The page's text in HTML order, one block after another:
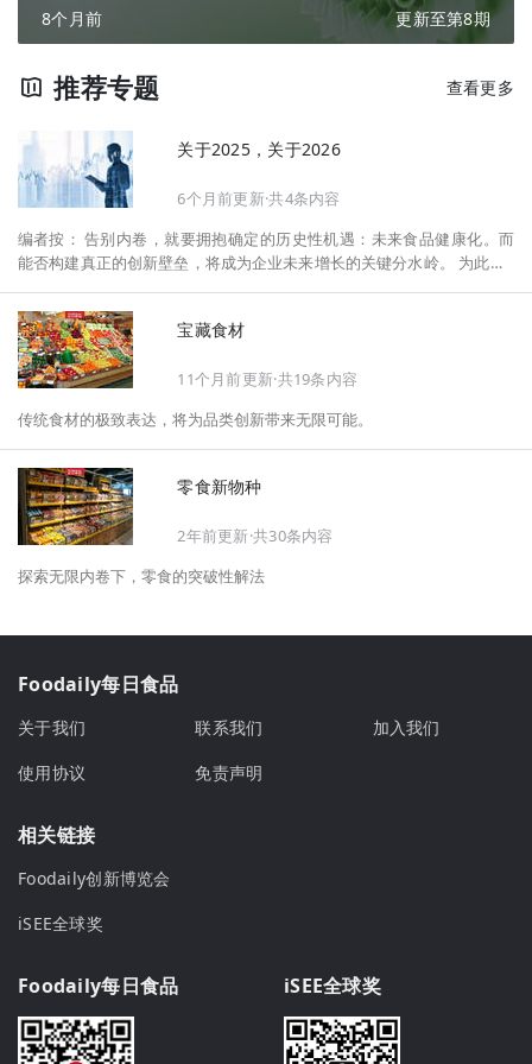
8个月前 更新至第8期
推荐专题 查看更多
关于2025，关于2026
6个月前更新·共4条内容
编者按： 告别内卷，就要拥抱确定的历史性机遇：未来食品健康化。而
能否构建真正的创新壁垒，将成为企业未来增长的关键分水岭。 为此，F
将以“创新产品”透视“未来机会”，以全球视野探寻中国机遇、增长解法，
拆解年度标杆的增长逻辑与谋篇布局，深挖“药食同源”“低GI”“老龄营
养”“清洁标签”等热门赛道的爆品基因，从趋势预判、品类创新、未来增长
机会、企业战略布局以及渠道变革等，为行业提供务实、前瞻的开年创新
宝藏食材
11个月前更新·共19条内容
传统食材的极致表达，将为品类创新带来无限可能。
零食新物种
2年前更新·共30条内容
探索无限内卷下，零食的突破性解法
Foodaily每日食品
关于我们 联系我们
加入我们
使用协议
免责声明
相关链接
Foodaily创新博览会
iSEE全球奖
Foodaily每日食品 iSEE全球奖